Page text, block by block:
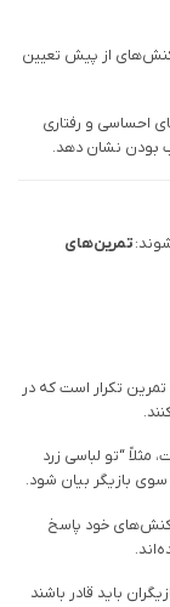
از پیش تعیین
احساسی و رفتاری
بودن نشان دهد.
تمرین‌های
تکرار است که در
“تو لباسی زرد
سوی بازیگر بیان شود.
خود پاسخ
باید قادر باشند